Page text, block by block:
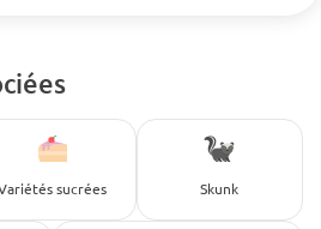
sucrées Skunk